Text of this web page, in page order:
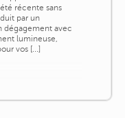
récente sans
par un
dégagement avec
lumineuse,
vos [...]